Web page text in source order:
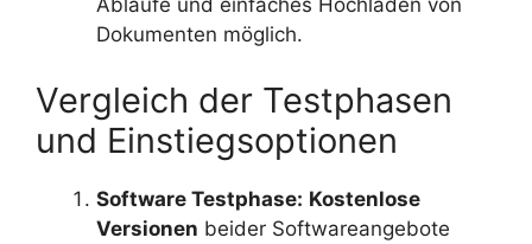
Abläufe und einfaches Hochladen von
Dokumenten möglich.
Vergleich der Testphasen
und Einstiegsoptionen
Software Testphase: Kostenlose
Versionen beider Softwareangebote